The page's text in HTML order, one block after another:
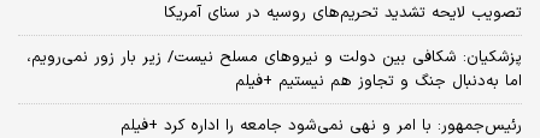
تصویب لایحه تشدید تحریم‌های روسیه در سنای آمریکا
پزشکیان: شکافی بین دولت و نیروهای مسلح نیست/ زیر بار زور نمی‌رویم،
اما به‌دنبال جنگ و تجاوز هم نیستیم +فیلم
رئیس‌جمهور: با امر و نهی نمی‌شود جامعه را اداره کرد +فیلم